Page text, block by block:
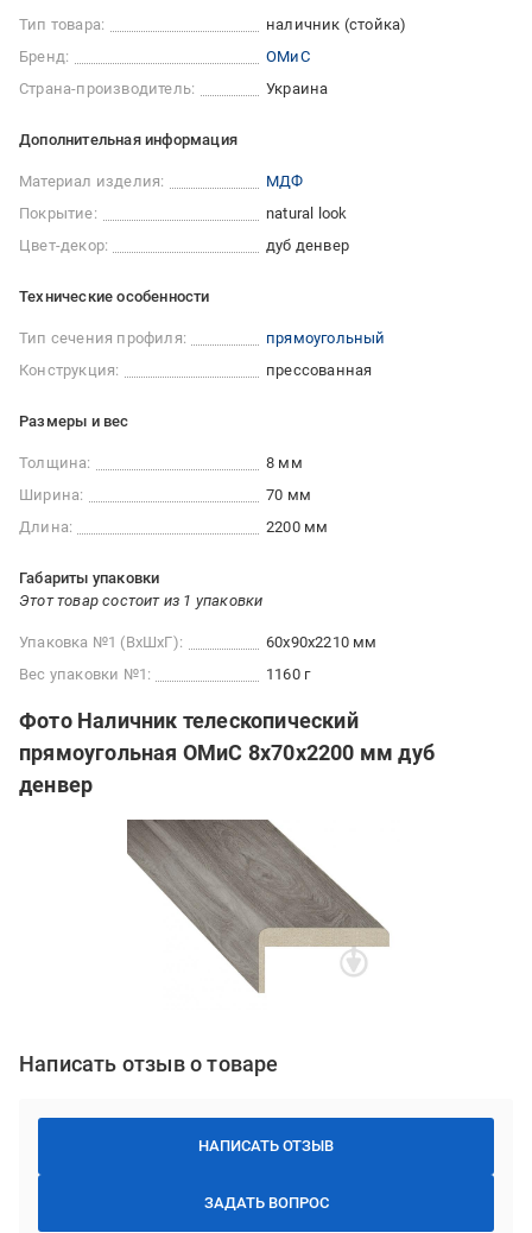
Тип товара:
наличник (стойка)
Бренд:
ОМиС
Страна-производитель:
Украина
Дополнительная информация
Материал изделия:
МДФ
Покрытие:
natural look
Цвет-декор:
дуб денвер
Технические особенности
Тип сечения профиля:
прямоугольный
Конструкция:
прессованная
Размеры и вес
Толщина:
8 мм
Ширина:
70 мм
Длина:
2200 мм
Габариты упаковки
Этот товар состоит из 1 упаковки
Упаковка №1 (ВхШхГ):
60x90x2210 мм
Вес упаковки №1:
1160 г
Фото Наличник телескопический
прямоугольная ОМиС 8х70х2200 мм дуб
денвер
Написать отзыв о товаре
НАПИСАТЬ ОТЗЫВ
ЗАДАТЬ ВОПРОС